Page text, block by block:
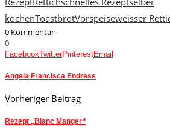
kochenToastbrotVorspeiseweisser
0 Kommentar
0
FacebookTwitterPinterestEmail
Angela Francisca Endress
Vorheriger Beitrag
Rezept „Blanc Manger“